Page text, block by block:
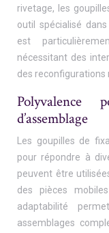
rivetage, les
outil spécialisé
est
nécessitant des
des reconfigurations
Polyvalence
d’assemblage
Les goupilles de
pour répondre à
peuvent être
des pièces
adaptabilité
assemblages